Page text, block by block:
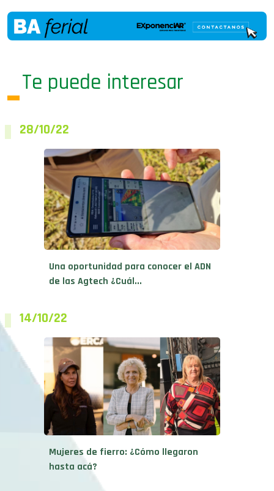
Te puede interesar
28/10/22
Una oportunidad para conocer el ADN
de las Agtech ¿Cuál...
14/10/22
Mujeres de fierro: ¿Cómo llegaron
hasta acá?